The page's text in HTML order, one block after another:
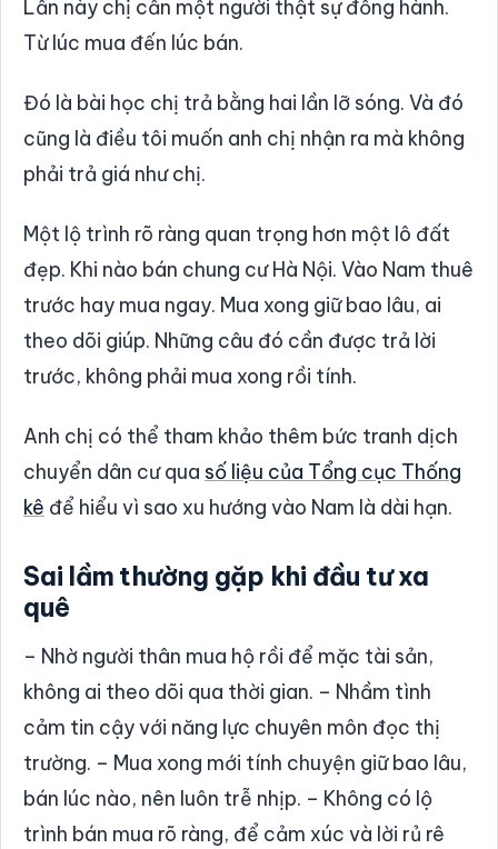
Lần này chị cần một người thật sự đồng hành.
Từ lúc mua đến lúc bán.
Đó là bài học chị trả bằng hai lần lỡ sóng. Và đó
cũng là điều tôi muốn anh chị nhận ra mà không
phải trả giá như chị.
Một lộ trình rõ ràng quan trọng hơn một lô đất
đẹp. Khi nào bán chung cư Hà Nội. Vào Nam thuê
trước hay mua ngay. Mua xong giữ bao lâu, ai
theo dõi giúp. Những câu đó cần được trả lời
trước, không phải mua xong rồi tính.
Anh chị có thể tham khảo thêm bức tranh dịch
chuyển dân cư qua số liệu của Tổng cục Thống
kê để hiểu vì sao xu hướng vào Nam là dài hạn.
Sai lầm thường gặp khi đầu tư xa
quê
– Nhờ người thân mua hộ rồi để mặc tài sản,
không ai theo dõi qua thời gian. – Nhầm tình
cảm tin cậy với năng lực chuyên môn đọc thị
trường. – Mua xong mới tính chuyện giữ bao lâu,
bán lúc nào, nên luôn trễ nhịp. – Không có lộ
trình bán mua rõ ràng, để cảm xúc và lời rủ rê